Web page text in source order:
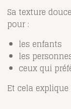
Sa texture
pour :
les enfants
les
ceux qui
Et cela